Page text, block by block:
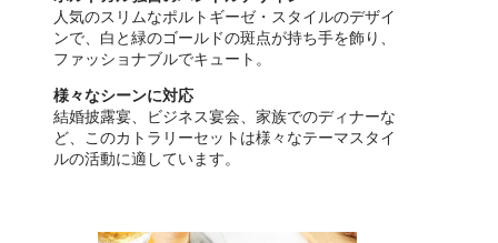
人気のスリムなポルトギーゼ・スタイルのデザイ
ンで、白と緑のゴールドの斑点が持ち手を飾り、
ファッショナブルでキュート。
様々なシーンに対応
結婚披露宴、ビジネス宴会、家族でのディナーな
ど、このカトラリーセットは様々なテーマスタイ
ルの活動に適しています。